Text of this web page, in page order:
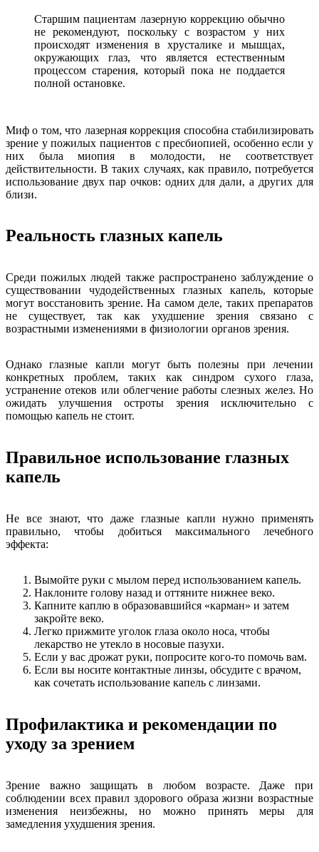
Старшим пациентам лазерную коррекцию обычно
не рекомендуют, поскольку с возрастом у них
происходят изменения в хрусталике и мышцах,
окружающих глаз, что является естественным
процессом старения, который пока не поддается
полной остановке.
Миф о том, что лазерная коррекция способна стабилизировать
зрение у пожилых пациентов с пресбиопией, особенно если у
них была миопия в молодости, не соответствует
действительности. В таких случаях, как правило, потребуется
использование двух пар очков: одних для дали, а других для
близи.
Реальность глазных капель
Среди пожилых людей также распространено заблуждение о
существовании чудодейственных глазных капель, которые
могут восстановить зрение. На самом деле, таких препаратов
не существует, так как ухудшение зрения связано с
возрастными изменениями в физиологии органов зрения.
Однако глазные капли могут быть полезны при лечении
конкретных проблем, таких как синдром сухого глаза,
устранение отеков или облегчение работы слезных желез. Но
ожидать улучшения остроты зрения исключительно с
помощью капель не стоит.
Правильное использование глазных
капель
Не все знают, что даже глазные капли нужно применять
правильно, чтобы добиться максимального лечебного
эффекта:
Вымойте руки с мылом перед использованием капель.
Наклоните голову назад и оттяните нижнее веко.
Капните каплю в образовавшийся «карман» и затем
закройте веко.
Легко прижмите уголок глаза около носа, чтобы
лекарство не утекло в носовые пазухи.
Если у вас дрожат руки, попросите кого-то помочь вам.
Если вы носите контактные линзы, обсудите с врачом,
как сочетать использование капель с линзами.
Профилактика и рекомендации по
уходу за зрением
Зрение важно защищать в любом возрасте. Даже при
соблюдении всех правил здорового образа жизни возрастные
изменения неизбежны, но можно принять меры для
замедления ухудшения зрения.